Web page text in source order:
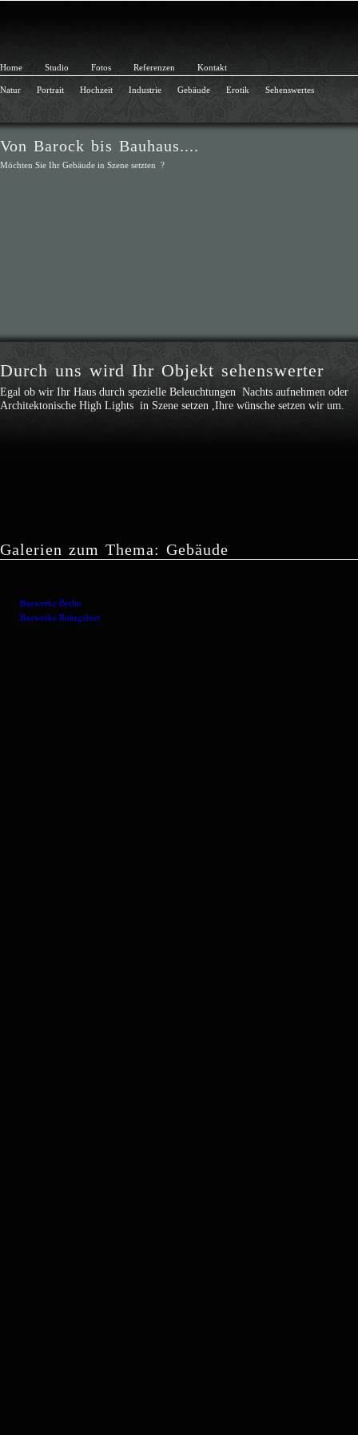
Home Studio Fotos Referenzen Kontakt
Natur Portrait Hochzeit Industrie Gebäude Erotik Sehenswertes
Von Barock bis Bauhaus....
Möchten Sie Ihr Gebäude in Szene setzten ?
Durch uns wird Ihr Objekt sehenswerter
Egal ob wir Ihr Haus durch spezielle Beleuchtungen Nachts aufnehmen oder
Architektonische High Lights in Szene setzen ,Ihre wünsche setzen wir um.
Galerien zum Thema: Gebäude
Bauwerke Berlin
Bauwerke Ruhrgebiet